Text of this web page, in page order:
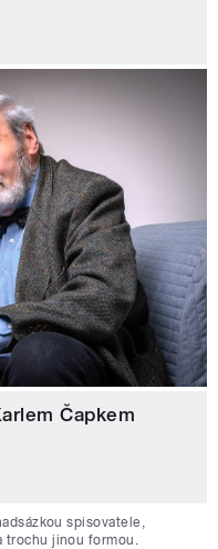
Čapkem
spisovatele,
trochu jinou formou.